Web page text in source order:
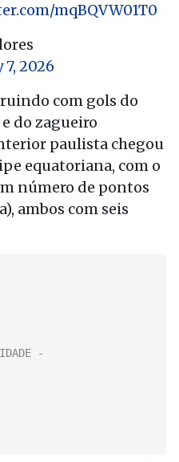
mqBQVW01T0
7, 2026
com gols do
do zagueiro
paulista chegou
equatoriana, com o
número de pontos
ambos com seis